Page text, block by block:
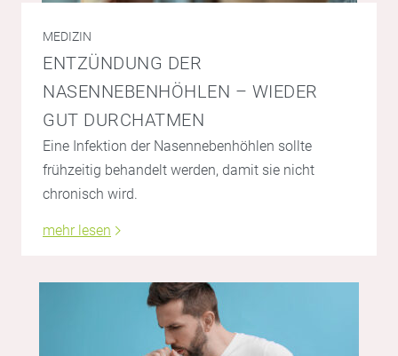
MEDIZIN
ENTZÜNDUNG DER
NASENNEBENHÖHLEN – WIEDER
GUT DURCHATMEN
Eine Infektion der Nasennebenhöhlen sollte
frühzeitig behandelt werden, damit sie nicht
chronisch wird.
mehr lesen